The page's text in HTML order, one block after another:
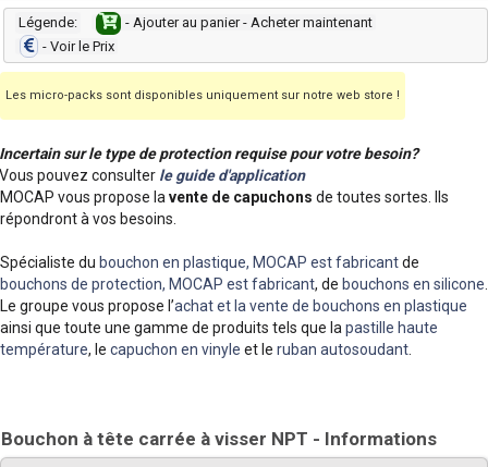
Légende:
- Ajouter au panier - Acheter maintenant
- Voir le Prix
Les micro-packs sont disponibles uniquement sur notre web store !
Incertain sur le type de protection requise pour votre besoin?
Vous pouvez consulter le guide d'application
MOCAP vous propose lavente de capuchons de toutes sortes. Ils
répondront à vos besoins.
Spécialiste du bouchon en plastique, MOCAP est fabricantde
bouchons de protection, MOCAP est fabricant, de bouchons en silicone.
Le groupe vous propose l’achat et la vente de bouchons en plastique
ainsi que toute une gamme de produits tels que lapastille haute
température, le capuchon en vinyle et le ruban autosoudant.
Bouchon à tête carrée à visser NPT - Informations